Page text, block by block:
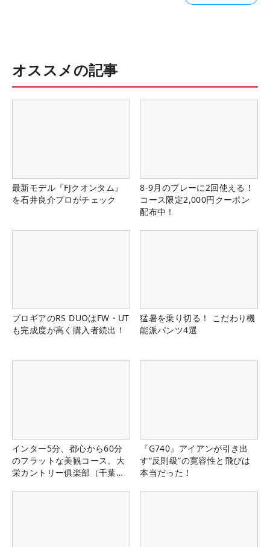
オススメの記事
最新モデル『FJクオンタム』
を石井良介プロがチェック
8-9月のプレーに2回使える！
コース限定2,000円クーポン
配布中！
プロギアのRS DUOはFW・UT
も完成度が高く購入者続出！
猛暑を乗り切る！ こだわり機
能派パンツ4選
インター5分、都心から60分
のフラットな美観コース。大
栄カントリー俱楽部（千葉
『G740』アイアンが引き出
す“反則級”の寛容性と飛びは
本当だった！